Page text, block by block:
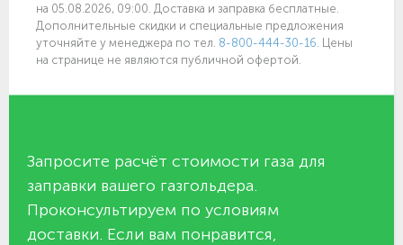
на 05.08.2026, 09:00. Доставка и заправка бесплатные.
Дополнительные скидки и специальные предложения
уточняйте у менеджера по тел. 8-800-444-30-16 . Цены
на странице не являются публичной офертой.
Запросите расчёт стоимости газа для
заправки вашего газгольдера.
Проконсультируем по условиям
доставки. Если вам понравится,